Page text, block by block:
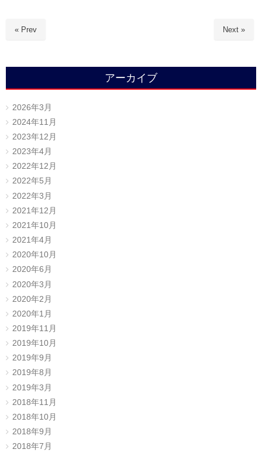
« Prev Next »
アーカイブ
2026年3月
2024年11月
2023年12月
2023年4月
2022年12月
2022年5月
2022年3月
2021年12月
2021年10月
2021年4月
2020年10月
2020年6月
2020年3月
2020年2月
2020年1月
2019年11月
2019年10月
2019年9月
2019年8月
2019年3月
2018年11月
2018年10月
2018年9月
2018年7月